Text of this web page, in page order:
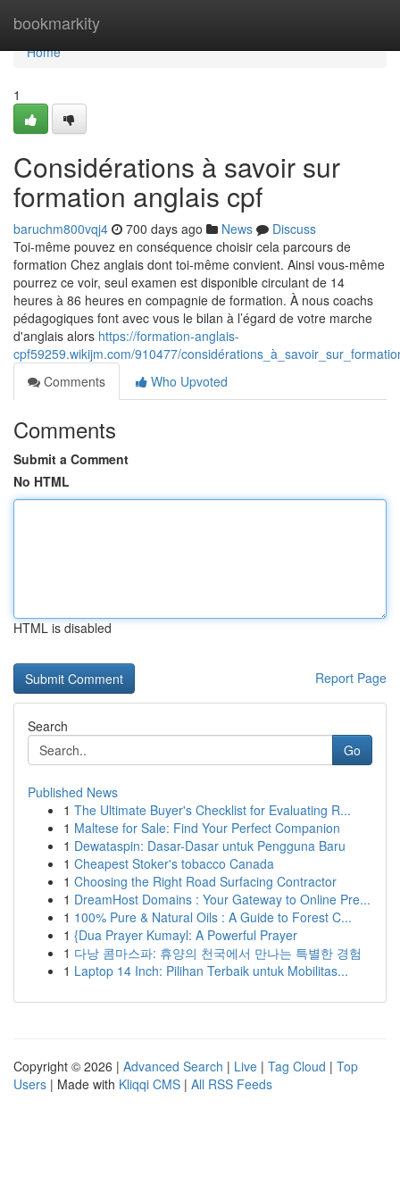
bookmarkity
Home
Home
1
Considérations à savoir sur
formation anglais cpf
baruchm800vqj4 700 days ago News
Discuss
Toi-même pouvez en conséquence choisir cela parcours de
formation Chez anglais dont toi-même convient. Ainsi vous-même
pourrez ce voir, seul examen est disponible circulant de 14
heures à 86 heures en compagnie de formation. À nous coachs
pédagogiques font avec vous le bilan à l’égard de votre marche
d'anglais alors https://formation-anglais-
cpf59259.wikijm.com/910477/
Comments
Who Upvoted
Comments
Submit a Comment
No HTML
HTML is disabled
Report Page
Search
Go
Published News
1 The Ultimate Buyer's Checklist for Evaluating R...
1 Maltese for Sale: Find Your Perfect Companion
1 Dewataspin: Dasar-Dasar untuk Pengguna Baru
1 Cheapest Stoker's tobacco Canada
1 Choosing the Right Road Surfacing Contractor
1 DreamHost Domains : Your Gateway to Online Pre...
1 100% Pure & Natural Oils : A Guide to Forest C...
1 {Dua Prayer Kumayl: A Powerful Prayer
1 다낭 콤마스파: 휴양의 천국에서 만나는 특별한 경험
1 Laptop 14 Inch: Pilihan Terbaik untuk Mobilitas...
Copyright © 2026 | Advanced Search | Live | Tag Cloud | Top
Users | Made with Kliqqi CMS | All RSS Feeds